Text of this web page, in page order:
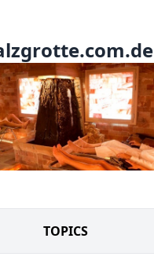
TOPICS